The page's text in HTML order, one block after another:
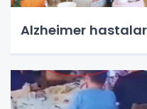
Alzheimer